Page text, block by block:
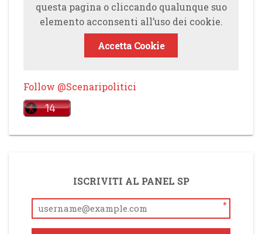
questa pagina o cliccando qualunque suo
elemento acconsenti all’uso dei cookie.
Accetta Cookie
Follow @Scenaripolitici
ISCRIVITI AL PANEL SP
*